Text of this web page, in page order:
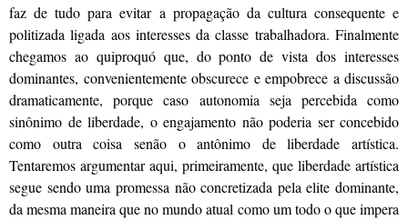
faz de tudo para evitar a propagação da cultura consequente e
politizada ligada aos interesses da classe trabalhadora. Finalmente
chegamos ao quiproquó que, do ponto de vista dos interesses
dominantes, convenientemente obscurece e empobrece a discussão
dramaticamente, porque caso autonomia seja percebida como
sinônimo de liberdade, o engajamento não poderia ser concebido
como outra coisa senão o antônimo de liberdade artística.
Tentaremos argumentar aqui, primeiramente, que liberdade artística
segue sendo uma promessa não concretizada pela elite dominante,
da mesma maneira que no mundo atual como um todo o que impera